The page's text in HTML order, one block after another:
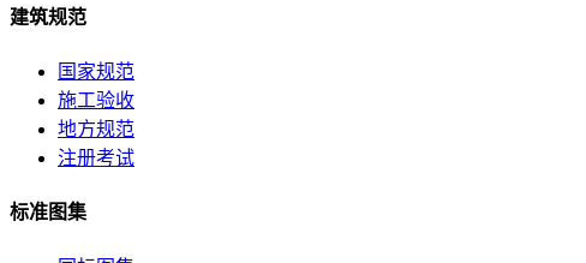
建筑规范
国家规范
施工验收
地方规范
注册考试
标准图集